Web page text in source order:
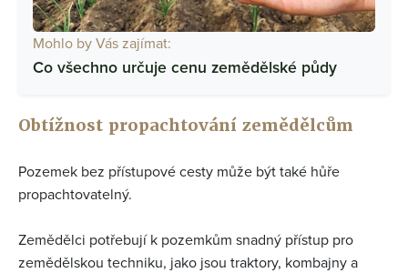
Mohlo by Vás zajímat:
Co všechno určuje cenu zemědělské půdy
Obtížnost propachtování zemědělcům
Pozemek bez přístupové cesty může být také hůře
propachtovatelný.
Zemědělci potřebují k pozemkům snadný přístup pro
zemědělskou techniku, jako jsou traktory, kombajny a